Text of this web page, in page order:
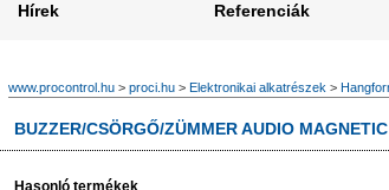
Hírek Referenciák
www.procontrol.hu > proci.hu > Elektronikai alkatrészek >
BUZZER/CSÖRGŐ/ZÜMMER AUDIO
Hasonló termékek